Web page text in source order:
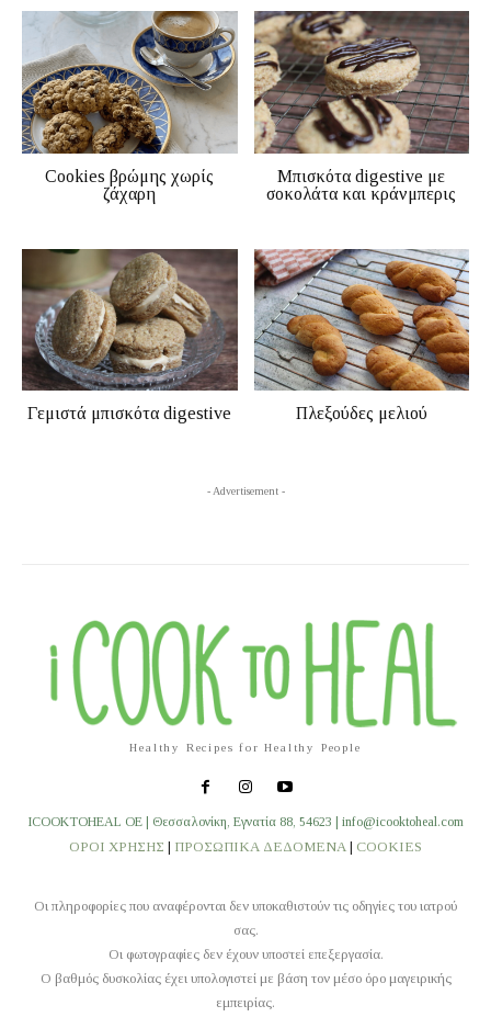
Cookies βρώμης χωρίς
ζάχαρη
Mπισκότα digestive με
σοκολάτα και κράνμπερις
Γεμιστά μπισκότα digestive Πλεξούδες μελιού
- Advertisement -
Healthy Recipes for Healthy People
ICOOKTOHEAL OE | Θεσσαλονίκη, Εγνατία 88, 54623 | info@icooktoheal.com
ΟΡΟΙ ΧΡΗΣΗΣ | ΠΡΟΣΩΠΙΚΑ ΔΕΔΟΜΕΝΑ | COOKIES
Οι πληροφορίες που αναφέρονται δεν υποκαθιστούν τις οδηγίες του ιατρού
σας.
Οι φωτογραφίες δεν έχουν υποστεί επεξεργασία.
O βαθμός δυσκολίας έχει υπολογιστεί με βάση τον μέσο όρο μαγειρικής
εμπειρίας.